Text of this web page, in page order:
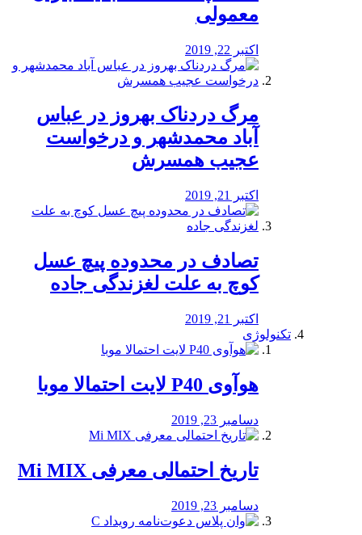
معمولی
اکتبر 22, 2019
مرگ دردناک بهروز در عباس
آباد محمدشهر و درخواست
عجیب همسرش
اکتبر 21, 2019
تصادف در محدوده پیچ عسل
کوچ به علت لغزندگی جاده
اکتبر 21, 2019
تکنولوژی
هوآوی P40 لایت احتمالا موبا
دسامبر 23, 2019
تاریخ احتمالی معرفی Mi MIX
دسامبر 23, 2019